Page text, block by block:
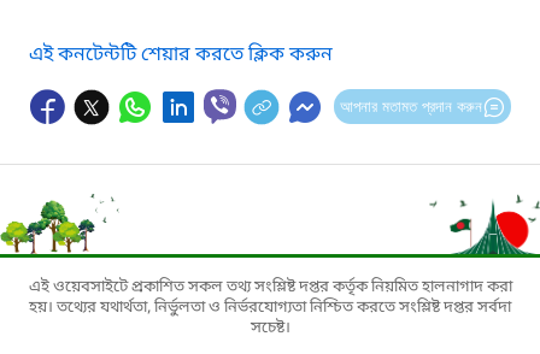
এই কনটেন্টটি শেয়ার করতে ক্লিক করুন
আপনার মতামত প্রদান করুন
এই ওয়েবসাইটে প্রকাশিত সকল তথ্য সংশ্লিষ্ট দপ্তর কর্তৃক নিয়মিত হালনাগাদ করা
হয়। তথ্যের যথার্থতা, নির্ভুলতা ও নির্ভরযোগ্যতা নিশ্চিত করতে সংশ্লিষ্ট দপ্তর সর্বদা
সচেষ্ট।